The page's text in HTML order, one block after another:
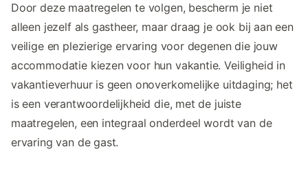
Door deze maatregelen te volgen, bescherm je niet
alleen jezelf als gastheer, maar draag je ook bij aan een
veilige en plezierige ervaring voor degenen die jouw
accommodatie kiezen voor hun vakantie. Veiligheid in
vakantieverhuur is geen onoverkomelijke uitdaging; het
is een verantwoordelijkheid die, met de juiste
maatregelen, een integraal onderdeel wordt van de
ervaring van de gast.